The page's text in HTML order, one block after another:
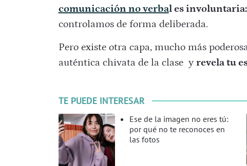
comunicación no verbal es involuntaria:
controlamos de forma deliberada.
Pero existe otra capa, mucho más
auténtica chivata de la clase y revela tu
TE PUEDE INTERESAR
Ese de la imagen no eres tú:
por qué no te reconoces en
las fotos